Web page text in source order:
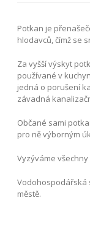
Potkan je
hlodavců, čímž se
Za vyšší výskyt
používané v
jedná o porušení
závadná
Občané sami
pro ně výborným
Vyzýváme
Vodohospodářská
městě.